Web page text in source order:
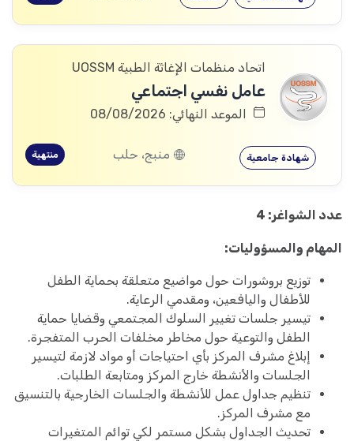
اتحاد منظمات الإغاثة الطبية UOSSM
عامل نفسي اجتماعي
الموعد النهائي: 08/08/2026
شهادة جامعية منبج، حلب منتهية
عدد الشواغر: 4
المهام والمسؤوليات:
توزيع بروشورات حول مواضيع متعلقة بحماية الطفل
للأطفال واليافعين، ومقدمي الرعاية.
تيسير جلسات تغيير السلوك المجتمعي وقضايا حماية
الطفل والتوعية حول مخاطر مخلفات الحرب المتفجرة.
إبلاغ مشرف المركز بأي احتياجات أو مواد لازمة لتيسير
الجلسات والأنشطة خارج المركز ومتابعة الطلبات.
تنظيم جداول عمل للأنشطة والجلسات الخارجية بالتنسيق
مع مشرف المركز.
تحديث الجداول بشكل مستمر لكي توائم المتغيرات